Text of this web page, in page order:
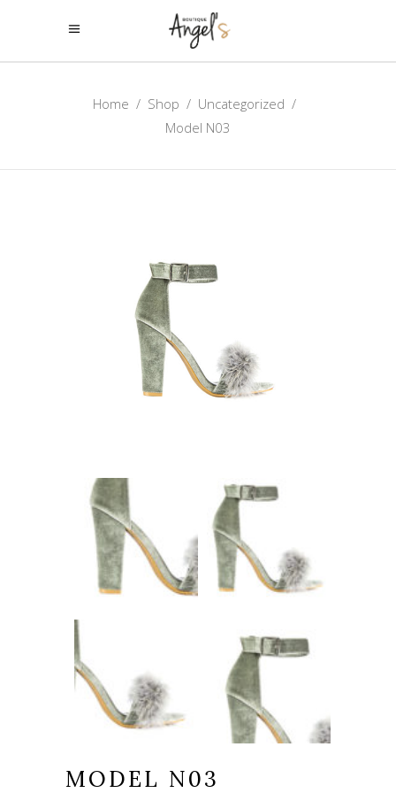
Home / Shop / Uncategorized /
Model N03
MODEL N03